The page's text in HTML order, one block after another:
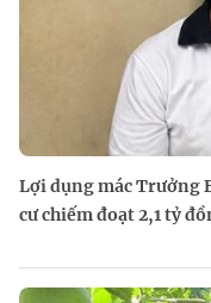
Lợi dụng mác Trưởng
cư chiếm đoạt 2,1 tỷ